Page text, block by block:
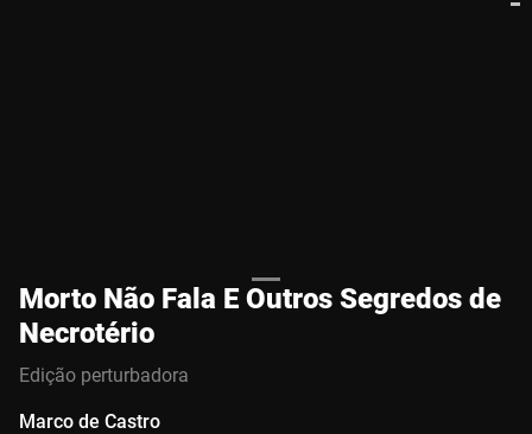
Morto Não Fala E Outros Segredos de
Necrotério
Edição perturbadora
Marco de Castro